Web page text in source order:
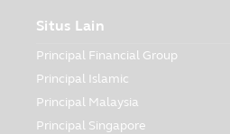
Situs Lain
Principal Financial Group
Principal Islamic
Principal Malaysia
Principal Singapore